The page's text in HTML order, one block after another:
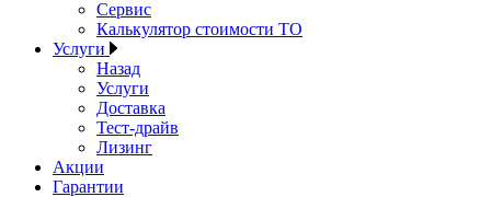
Сервис
Калькулятор стоимости ТО
Услуги
Назад
Услуги
Доставка
Тест-драйв
Лизинг
Акции
Гарантии